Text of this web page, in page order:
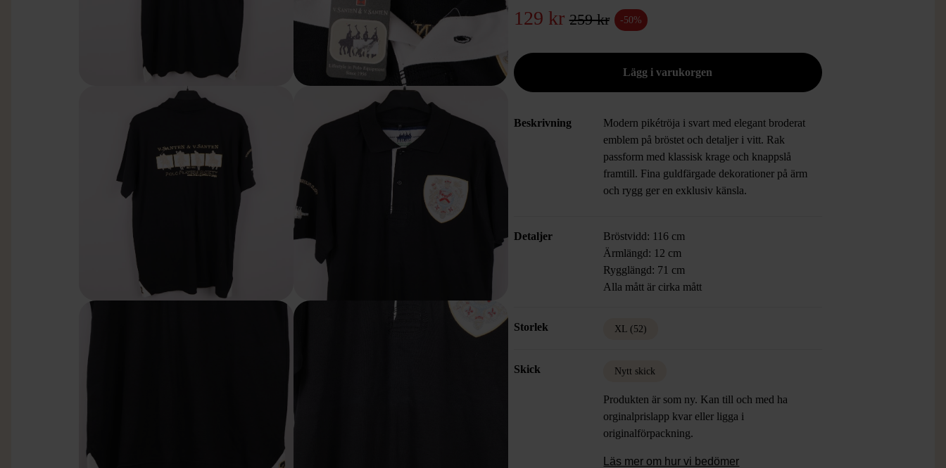
129 kr 259 kr -50%
Beskrivning
Modern pikétröja i svart med elegant broderat
emblem på bröstet och detaljer i vitt. Rak
passform med klassisk krage och knappslå
framtill. Fina guldfärgade dekorationer på ärm
och rygg ger en exklusiv känsla.
Detaljer
Bröstvidd: 116 cm
Ärmlängd: 12 cm
Rygglängd: 71 cm
Alla mått är cirka mått
Storlek XL (52)
Skick Nytt skick
Produkten är som ny. Kan till och med ha
orginalprislapp kvar eller ligga i
originalförpackning.
Läs mer om hur vi bedömer